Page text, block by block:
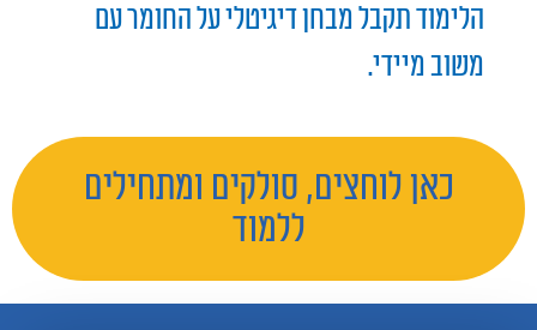
הלימוד תקבל מבחן דיגיטלי על החומר עם
משוב מיידי.
כאן לוחצים, סולקים ומתחילים
ללמוד